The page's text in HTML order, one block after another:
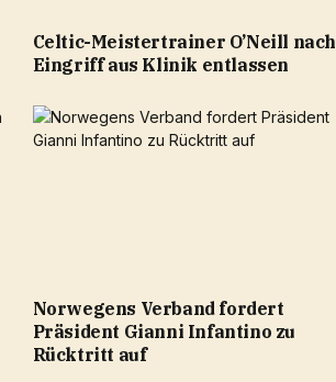
Celtic-Meistertrainer O’Neill nach
Eingriff aus Klinik entlassen
Norwegens Verband fordert
Präsident Gianni Infantino zu
Rücktritt auf